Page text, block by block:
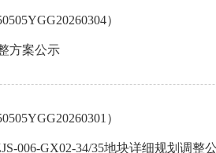
）
方案公示
）
006-GX02-34/35地块详细规划调整